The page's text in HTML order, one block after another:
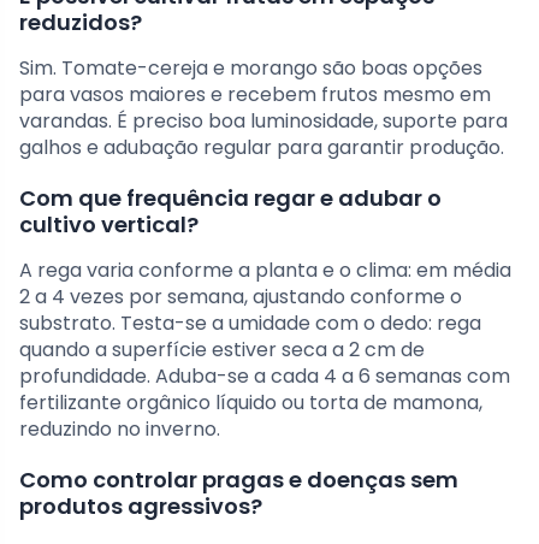
reduzidos?
Sim. Tomate-cereja e morango são boas opções
para vasos maiores e recebem frutos mesmo em
varandas. É preciso boa luminosidade, suporte para
galhos e adubação regular para garantir produção.
Com que frequência regar e adubar o
cultivo vertical?
A rega varia conforme a planta e o clima: em média
2 a 4 vezes por semana, ajustando conforme o
substrato. Testa-se a umidade com o dedo: rega
quando a superfície estiver seca a 2 cm de
profundidade. Aduba-se a cada 4 a 6 semanas com
fertilizante orgânico líquido ou torta de mamona,
reduzindo no inverno.
Como controlar pragas e doenças sem
produtos agressivos?